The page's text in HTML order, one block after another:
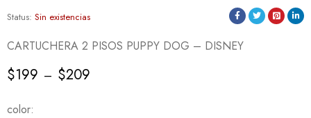
Status: Sin existencias
CARTUCHERA 2 PISOS PUPPY DOG – DISNEY
$199 – $209
color